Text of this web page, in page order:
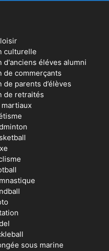
culturelle
d'anciens éléves alumni
de commerçants
de parents d’élèves
de retraités
sous marine